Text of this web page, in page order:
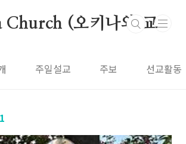
(오키나와 교
주일설교 주보 선교활동
1